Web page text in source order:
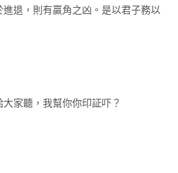
退，則有贏角之凶。是以君子務以
家聽，我幫你你印証吓？